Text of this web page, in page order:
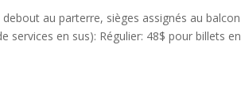
au parterre, sièges assignés au balcon
services en sus): Régulier: 48$ pour billets en